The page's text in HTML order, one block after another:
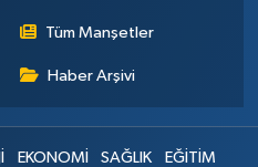
Tüm Manşetler
Haber Arşivi
EKONOMİ SAĞLIK EĞİTİM